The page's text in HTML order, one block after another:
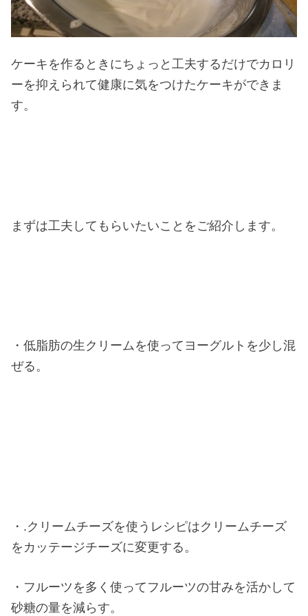
ケーキを作るときにちょっと工夫するだけでカロリ
ーを抑えられて健康に気をつけたケーキができま
す。
まずは工夫してもらいたいことをご紹介します。
・低脂肪の生クリームを使ってヨーグルトを少し混
ぜる。
・.クリームチーズを使うレシピはクリームチーズ
をカッテージチーズに変更する。
・フルーツを多く使ってフルーツの甘みを活かして
砂糖の量を減らす。